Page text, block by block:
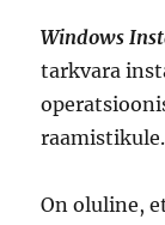
Windows
tarkvara
raamistikule.
On oluline,